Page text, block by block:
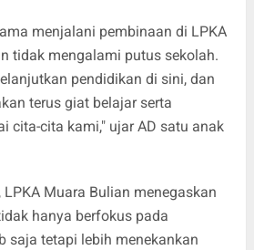
menjalani pembinaan di LPKA
tidak mengalami putus sekolah.
pendidikan di sini, dan
terus giat belajar serta
cita-cita kami," ujar AD satu anak
Muara Bulian menegaskan
hanya berfokus pada
saja tetapi lebih menekankan